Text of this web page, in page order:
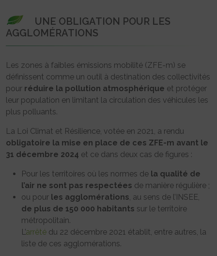
UNE OBLIGATION POUR LES
AGGLOMÉRATIONS
Les zones à faibles émissions mobilité (ZFE-m) se
définissent comme un outil à destination des collectivités
pour réduire la pollution atmosphérique et protéger
leur population en limitant la circulation des véhicules les
plus polluants.
La Loi Climat et Résilience, votée en 2021, a rendu
obligatoire la mise en place de ces ZFE-m avant le
31 décembre 2024 et ce dans deux cas de figures :
Pour les territoires où les normes de la qualité de
l’air ne sont pas respectées de manière régulière ;
ou pour les agglomérations, au sens de l’INSEE,
de plus de 150 000 habitants sur le territoire
métropolitain.
L’arrêté du 22 décembre 2021 établit, entre autres, la
liste de ces agglomérations.